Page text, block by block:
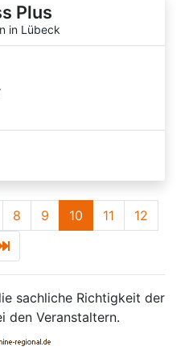
Plus
in Lübeck
8 9 10 11
12
sachliche Richtigkeit der
den Veranstaltern.